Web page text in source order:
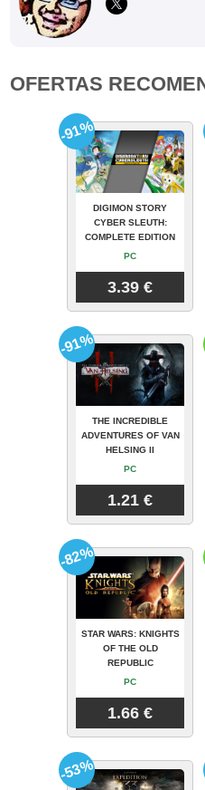
OFERTAS
DIGIMON STORY
CYBER SLEUTH:
COMPLETE EDITION
PC
3.39 €
-91%
THE INCREDIBLE
ADVENTURES OF VAN
HELSING II
PC
1.21 €
-91%
STAR WARS: KNIGHTS
OF THE OLD
REPUBLIC
PC
1.66 €
-82%
-53%